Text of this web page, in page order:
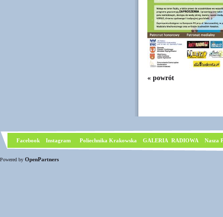
« powrót
Facebook Instagram Poliechnika Krakowska GALERIA RADIOWA Nasza
Powered by OpenPartners